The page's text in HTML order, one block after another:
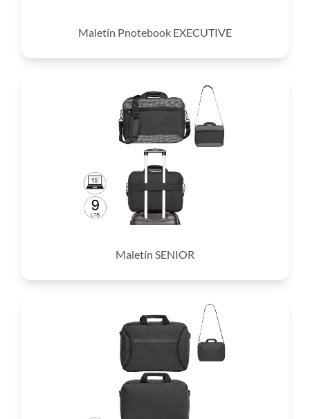
Maletín Pnotebook EXECUTIVE
Maletín SENIOR